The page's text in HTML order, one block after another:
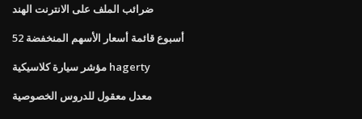
ضرائب الملف على الانترنت الهند
52 أسبوع قائمة أسعار الأسهم المنخفضة
مؤشر سيارة كلاسيكية hagerty
معدل معقول للدروس الخصوصية